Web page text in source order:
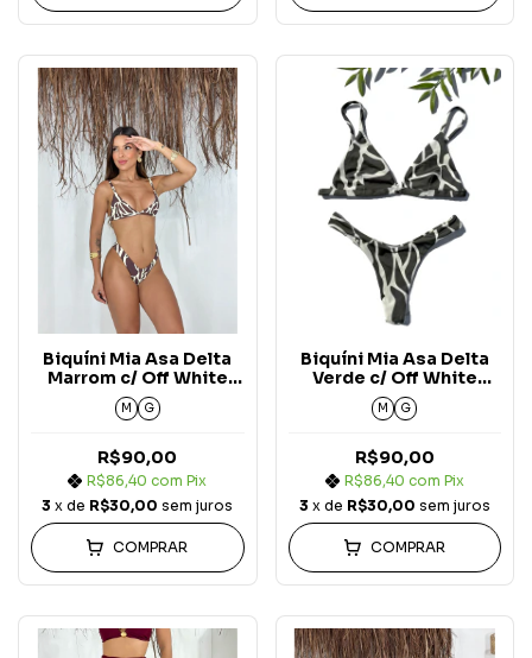
Biquíni Mia Asa Delta
Marrom c/ Off White
Nature
M G
R$90,00
R$86,40com Pix
3 x de R$30,00 sem juros
COMPRAR
Biquíni Mia Asa Delta
Verde c/ Off White
Nature
M G
R$90,00
R$86,40 com Pix
3 x de R$30,00 sem juros
COMPRAR